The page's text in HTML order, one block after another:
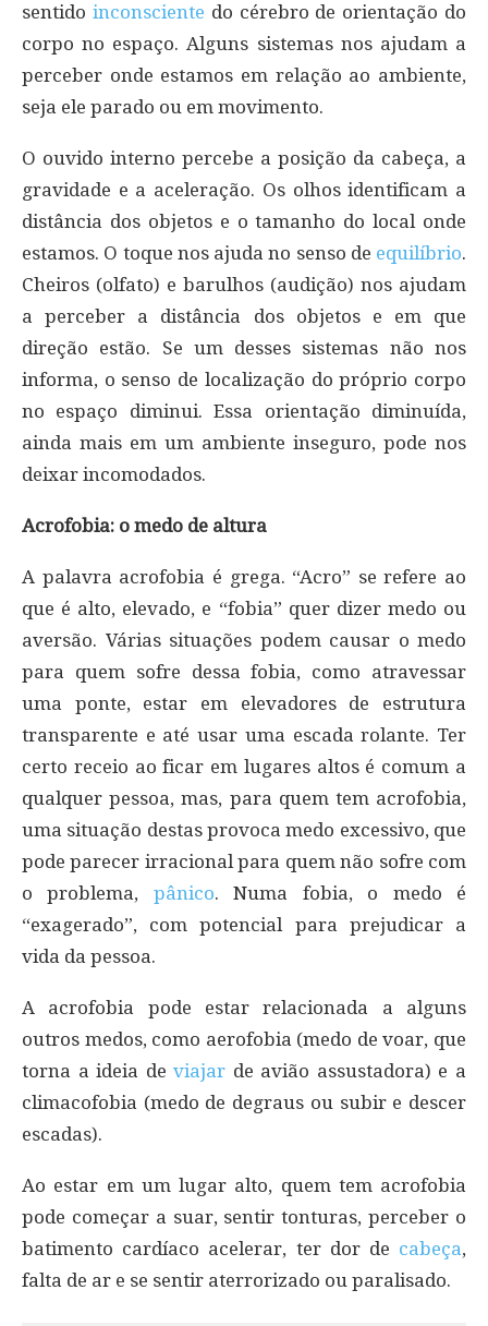
sentido inconsciente do cérebro de orientação do
corpo no espaço. Alguns sistemas nos ajudam a
perceber onde estamos em relação ao ambiente,
seja ele parado ou em movimento.
O ouvido interno percebe a posição da cabeça, a
gravidade e a aceleração. Os olhos identificam a
distância dos objetos e o tamanho do local onde
estamos. O toque nos ajuda no senso de equilíbrio.
Cheiros (olfato) e barulhos (audição) nos ajudam
a perceber a distância dos objetos e em que
direção estão. Se um desses sistemas não nos
informa, o senso de localização do próprio corpo
no espaço diminui. Essa orientação diminuída,
ainda mais em um ambiente inseguro, pode nos
deixar incomodados.
Acrofobia: o medo de altura
A palavra acrofobia é grega. “Acro” se refere ao
que é alto, elevado, e “fobia” quer dizer medo ou
aversão. Várias situações podem causar o medo
para quem sofre dessa fobia, como atravessar
uma ponte, estar em elevadores de estrutura
transparente e até usar uma escada rolante. Ter
certo receio ao ficar em lugares altos é comum a
qualquer pessoa, mas, para quem tem acrofobia,
uma situação destas provoca medo excessivo, que
pode parecer irracional para quem não sofre com
o problema, pânico. Numa fobia, o medo é
“exagerado”, com potencial para prejudicar a
vida da pessoa.
A acrofobia pode estar relacionada a alguns
outros medos, como aerofobia (medo de voar, que
torna a ideia deviajar de avião assustadora) e a
climacofobia (medo de degraus ou subir e descer
escadas).
Ao estar em um lugar alto, quem tem acrofobia
pode começar a suar, sentir tonturas, perceber o
batimento cardíaco acelerar, ter dor de cabeça,
falta de ar e se sentir aterrorizado ou paralisado.